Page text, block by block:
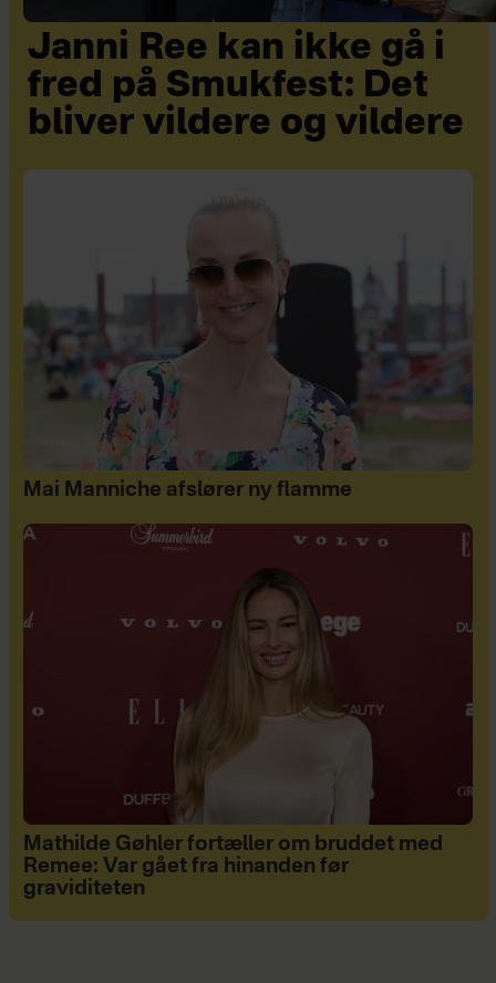
Janni Ree kan ikke gå i
fred på Smukfest: Det
bliver vildere og vildere
Mai Manniche afslører ny flamme
Mathilde Gøhler fortæller om bruddet med
Remee: Var gået fra hinanden før
graviditeten